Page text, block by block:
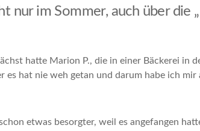
nur im Sommer, auch über die
hatte Marion P., die in einer Bäckerei in
hat nie weh getan und darum habe ich mir
etwas besorgter, weil es angefangen